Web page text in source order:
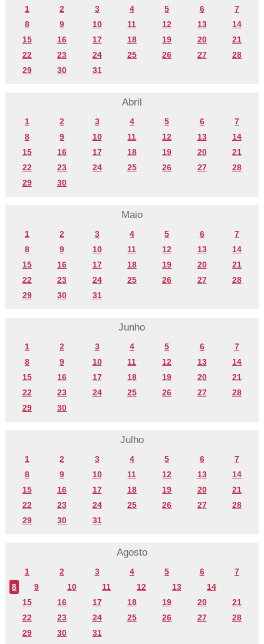
1 2 3 4 5 6
7
8
9 10 11 12 13
14
15
16 17 18 19 20
21
22
23 24 25 26 27
28
29
30 31
Abril
1 2 3 4 5 6
7
8
9 10 11 12 13
14
15
16 17 18 19 20
21
22
23 24 25 26 27
28
29
30
Maio
1 2 3 4 5 6
7
8
9 10 11 12 13
14
15
16 17 18 19 20
21
22
23 24 25 26 27
28
29
30 31
Junho
1 2 3 4 5 6
7
8
9 10 11 12 13
14
15
16 17 18 19 20
21
22
23 24 25 26 27
28
29
30
Julho
1 2 3 4 5 6
7
8
9 10 11 12 13
14
15
16 17 18 19 20
21
22
23 24 25 26 27
28
29
30 31
Agosto
1 2 3 4 5 6
7
8
9 10 11 12 13
14
15
16 17 18 19 20
21
22
23 24 25 26 27
28
29
30 31